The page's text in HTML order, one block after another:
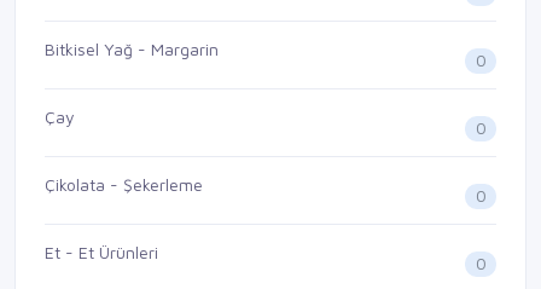
Bitkisel Yağ - Margarin
0
Çay
0
Çikolata - Şekerleme
0
Et - Et Ürünleri
0